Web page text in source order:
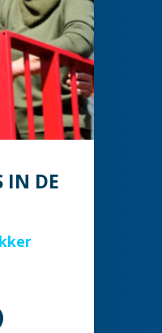
IN DE